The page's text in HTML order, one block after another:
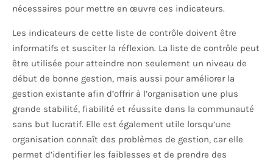
nécessaires pour mettre en œuvre ces indicateurs.
Les indicateurs de cette liste de contrôle doivent être
informatifs et susciter la réflexion. La liste de contrôle peut
être utilisée pour atteindre non seulement un niveau de
début de bonne gestion, mais aussi pour améliorer la
gestion existante afin d’offrir à l’organisation une plus
grande stabilité, fiabilité et réussite dans la communauté
sans but lucratif. Elle est également utile lorsqu’une
organisation connaît des problèmes de gestion, car elle
permet d’identifier les faiblesses et de prendre des